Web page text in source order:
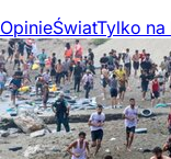
OpinieŚwiatTylko na